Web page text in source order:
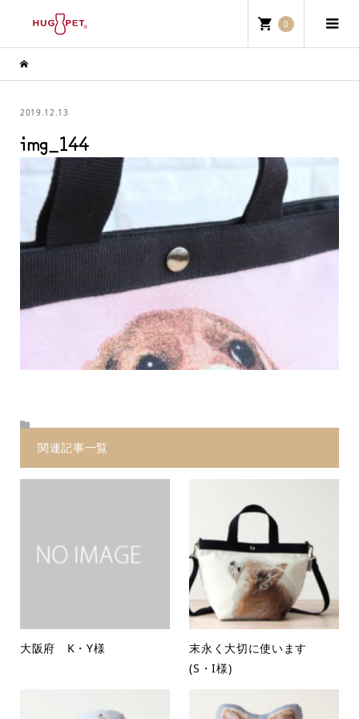
0
2019.12.13
img_144
関連記事一覧
大阪府 K・Y様
末永く大切に使います
(S・I様)